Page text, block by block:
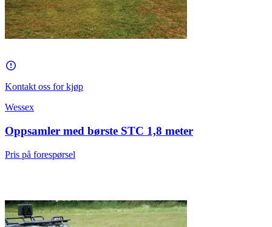
Kontakt oss for kjøp
Wessex
Oppsamler med børste STC 1,8 meter
Pris på forespørsel